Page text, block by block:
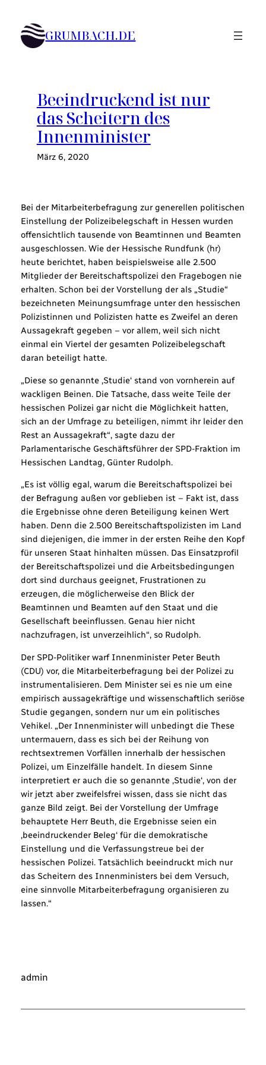
Inhalt
springen GRUMBACH.DE
Beeindruckend ist nur
das Scheitern des
Innenminister
März 6, 2020
Bei der Mitarbeiterbefragung zur generellen politischen
Einstellung der Polizeibelegschaft in Hessen wurden
offensichtlich tausende von Beamtinnen und Beamten
ausgeschlossen. Wie der Hessische Rundfunk (hr)
heute berichtet, haben beispielsweise alle 2.500
Mitglieder der Bereitschaftspolizei den Fragebogen nie
erhalten. Schon bei der Vorstellung der als „Studie“
bezeichneten Meinungsumfrage unter den hessischen
Polizistinnen und Polizisten hatte es Zweifel an deren
Aussagekraft gegeben – vor allem, weil sich nicht
einmal ein Viertel der gesamten Polizeibelegschaft
daran beteiligt hatte.
„Diese so genannte ‚Studie‘ stand von vornherein auf
wackligen Beinen. Die Tatsache, dass weite Teile der
hessischen Polizei gar nicht die Möglichkeit hatten,
sich an der Umfrage zu beteiligen, nimmt ihr leider den
Rest an Aussagekraft“, sagte dazu der
Parlamentarische Geschäftsführer der SPD-Fraktion im
Hessischen Landtag, Günter Rudolph.
„Es ist völlig egal, warum die Bereitschaftspolizei bei
der Befragung außen vor geblieben ist – Fakt ist, dass
die Ergebnisse ohne deren Beteiligung keinen Wert
haben. Denn die 2.500 Bereitschaftspolizisten im Land
sind diejenigen, die immer in der ersten Reihe den Kopf
für unseren Staat hinhalten müssen. Das Einsatzprofil
der Bereitschaftspolizei und die Arbeitsbedingungen
dort sind durchaus geeignet, Frustrationen zu
erzeugen, die möglicherweise den Blick der
Beamtinnen und Beamten auf den Staat und die
Gesellschaft beeinflussen. Genau hier nicht
nachzufragen, ist unverzeihlich“, so Rudolph.
Der SPD-Politiker warf Innenminister Peter Beuth
(CDU) vor, die Mitarbeiterbefragung bei der Polizei zu
instrumentalisieren. Dem Minister sei es nie um eine
empirisch aussagekräftige und wissenschaftlich seriöse
Studie gegangen, sondern nur um ein politisches
Vehikel. „Der Innenminister will unbedingt die These
untermauern, dass es sich bei der Reihung von
rechtsextremen Vorfällen innerhalb der hessischen
Polizei, um Einzelfälle handelt. In diesem Sinne
interpretiert er auch die so genannte ‚Studie‘, von der
wir jetzt aber zweifelsfrei wissen, dass sie nicht das
ganze Bild zeigt. Bei der Vorstellung der Umfrage
behauptete Herr Beuth, die Ergebnisse seien ein
‚beeindruckender Beleg‘ für die demokratische
Einstellung und die Verfassungstreue bei der
hessischen Polizei. Tatsächlich beeindruckt mich nur
das Scheitern des Innenministers bei dem Versuch,
eine sinnvolle Mitarbeiterbefragung organisieren zu
lassen.“
admin